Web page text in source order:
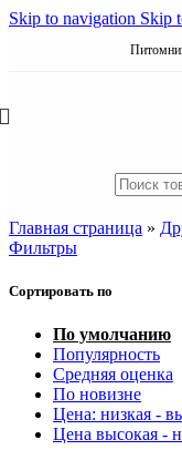
Skip to navigation Skip
Главная страница »
Фильтры
Сортировать по
По умолчанию
Популярность
Средняя оценка
По новизне
Цена: низкая -
Цена высокая -